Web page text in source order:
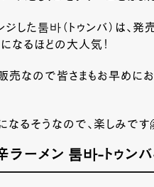
した툼바（トゥンバ）は、
なるほどの大人気！
売なので皆さまもお早めに
るそうなので、楽しみです
ラーメン 툼바-トゥンバ